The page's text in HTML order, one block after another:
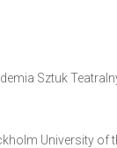
Sztuk
University of